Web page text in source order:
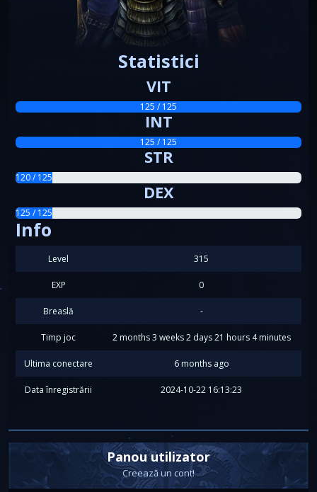
Panou utilizator
Creează un cont!
Statistici
VIT
125 / 125
INT
125 / 125
STR
120 / 125
DEX
125 / 125
Info
Level 315
EXP 0
Breaslă -
Timp joc 2 months 3 weeks 2 days 21 hours 4 minutes
Ultima conectare 6 months ago
Data înregistrării 2024-10-22 16:13:23